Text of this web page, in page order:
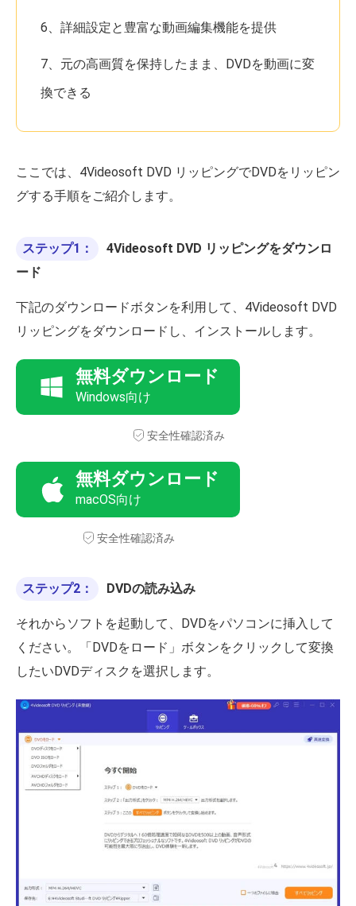
6、詳細設定と豊富な動画編集機能を提供
7、元の高画質を保持したまま、DVDを動画に変
換できる
ここでは、4Videosoft DVD リッピングでDVDをリッピン
グする手順をご紹介します。
ステップ1：
4Videosoft DVD リッピングをダウンロ
ード
下記のダウンロードボタンを利用して、4Videosoft DVD
リッピングをダウンロードし、インストールします。
無料ダウンロード
Windows向け
安全性確認済み
無料ダウンロード
macOS向け
安全性確認済み
ステップ2： DVDの読み込み
それからソフトを起動して、DVDをパソコンに挿入して
ください。「DVDをロード」ボタンをクリックして変換
したいDVDディスクを選択します。